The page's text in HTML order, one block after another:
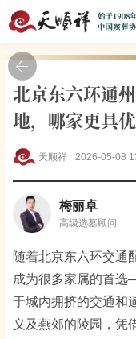
北京东六环通
地，哪家更具优
天顺祥 2026-05-08
梅丽卓
高级选墓顾问
随着北京东六环交通
成为很多家属的首
于城内拥挤的交通和
义及燕郊的陵园，凭